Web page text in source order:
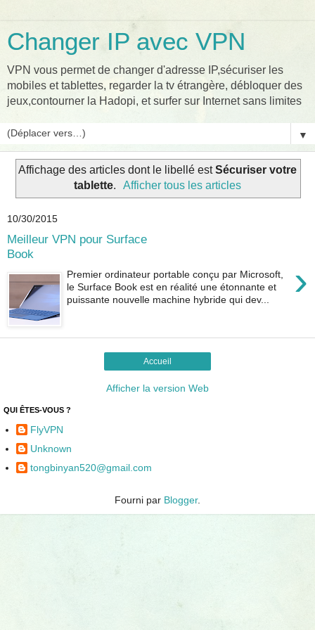
Changer IP avec VPN
VPN vous permet de changer d'adresse IP,sécuriser les
mobiles et tablettes, regarder la tv étrangère, débloquer des
jeux,contourner la Hadopi, et surfer sur Internet sans limites
▼
Affichage des articles dont le libellé estSécuriser votre
tablette. Afficher tous les articles
10/30/2015
Meilleur VPN pour Surface
Book
›
Premier ordinateur portable conçu par Microsoft,
le Surface Book est en réalité une étonnante et
puissante nouvelle machine hybride qui dev...
Accueil
Afficher la version Web
QUI ÊTES-VOUS ?
FlyVPN
Unknown
tongbinyan520@gmail.com
Fourni par Blogger.